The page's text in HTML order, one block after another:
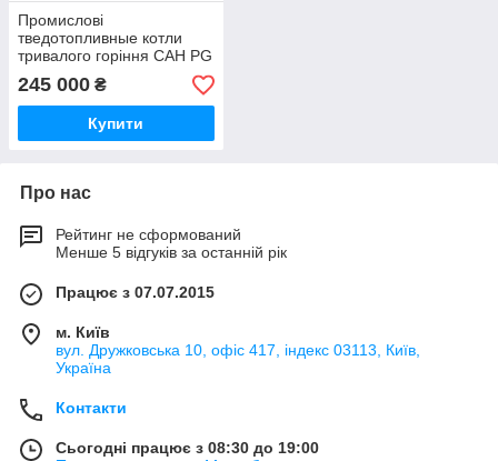
Промислові
тведотопливные котли
тривалого горіння САН PG
245 000 ₴
Купити
Про нас
Рейтинг не сформований
Менше 5 відгуків за останній рік
Працює з 07.07.2015
м. Київ
вул. Дружковська 10, офіс 417, індекс 03113, Київ,
Україна
Контакти
Сьогодні працює з 08:30 до 19:00